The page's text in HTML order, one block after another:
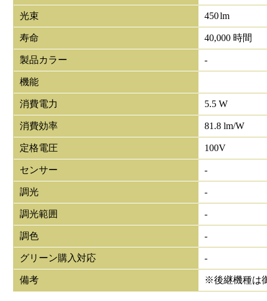
光束 450lm
寿命 40,000 時間
製品カラー -
機能
消費電力 5.5 W
消費効率 81.8 lm/W
定格電圧 100V
センサー -
調光 -
調光範囲 -
調色 -
グリーン購入対応 -
備考 ※後継機種は